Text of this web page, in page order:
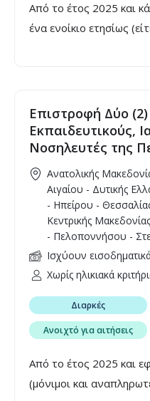
Από το έτος 2025 και
ένα ενοίκιο ετησίως
Επιστροφή Δύο (2)
Εκπαιδευτικούς,
Νοσηλευτές της
Ανατολικής
Αιγαίου - Δυτικής
- Ηπείρου -
Κεντρικής
- Πελοποννήσου -
Ισχύουν
Χωρίς ηλικιακά
Διαρκές
Ανοιχτό για αιτήσεις
Από το έτος 2025 και
(μόνιμοι και